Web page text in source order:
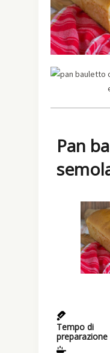
Pan
Tempo di
preparazione